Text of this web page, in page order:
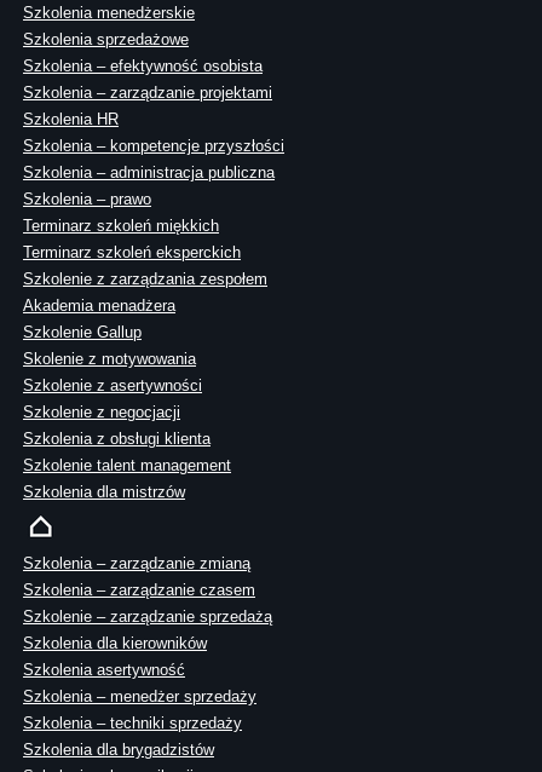
Szkolenia menedżerskie
Szkolenia sprzedażowe
Szkolenia – efektywność osobista
Szkolenia – zarządzanie projektami
Szkolenia HR
Szkolenia – kompetencje przyszłości
Szkolenia – administracja publiczna
Szkolenia – prawo
Terminarz szkoleń miękkich
Terminarz szkoleń eksperckich
Szkolenie z zarządzania zespołem
Akademia menadżera
Szkolenie Gallup
Skolenie z motywowania
Szkolenie z asertywności
Szkolenie z negocjacji
Szkolenia z obsługi klienta
Szkolenie talent management
Szkolenia dla mistrzów
Szkolenia – zarządzanie zmianą
Szkolenia – zarządzanie czasem
Szkolenie – zarządzanie sprzedażą
Szkolenia dla kierowników
Szkolenia asertywność
Szkolenia – menedżer sprzedaży
Szkolenia – techniki sprzedaży
Szkolenia dla brygadzistów